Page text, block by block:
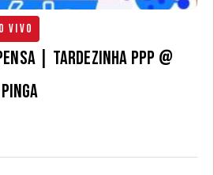
Vivo
| Tardezinha PPP @